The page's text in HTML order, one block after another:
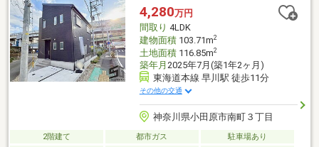
4,280万円
間取り 4LDK
建物面積103.71m2
土地面積116.85m2
築年月 2025年7月(築1年2ヶ月)
東海道本線 早川駅 徒歩11分
その他の交通
神奈川県小田原市南町３丁目
2階建て 都市ガス
駐車場あり